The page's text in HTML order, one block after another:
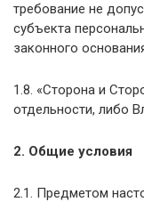
требование не
субъекта
законного
1.8. «Сторона и
отдельности, либо
2. Общие условия
2.1. Предметом